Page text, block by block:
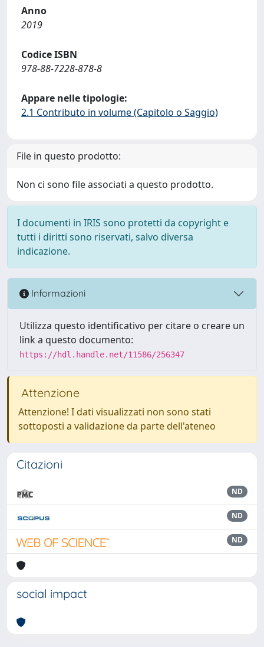
Anno
2019
Codice ISBN
978-88-7228-878-8
Appare nelle tipologie:
2.1 Contributo in volume (Capitolo o Saggio)
File in questo prodotto:
Non ci sono file associati a questo prodotto.
I documenti in IRIS sono protetti da copyright e
tutti i diritti sono riservati, salvo diversa
indicazione.
Informazioni
Utilizza questo identificativo per citare o creare un
link a questo documento:
https://hdl.handle.net/11586/256347
Attenzione
Attenzione! I dati visualizzati non sono stati
sottoposti a validazione da parte dell'ateneo
Citazioni
ND
ND
ND
social impact